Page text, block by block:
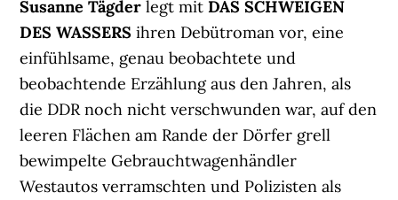
Susanne Tägder legt mitDAS SCHWEIGEN
DES WASSERSihren Debütroman vor, eine
einfühlsame, genau beobachtete und
beobachtende Erzählung aus den Jahren, als
die DDR noch nicht verschwunden war, auf den
leeren Flächen am Rande der Dörfer grell
bewimpelte Gebrauchtwagenhändler
Westautos verramschten und Polizisten als